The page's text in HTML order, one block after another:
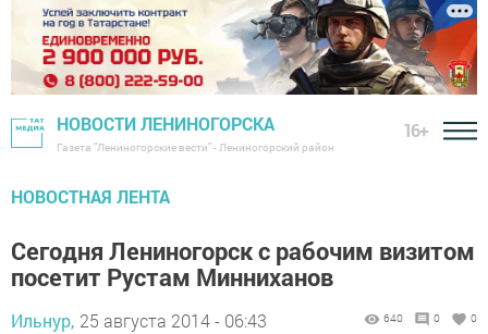
НОВОСТИ ЛЕНИНОГОРСКА
Газета "Лениногорские вести" - Лениногорский район
16+
НОВОСТНАЯ ЛЕНТА
Сегодня Лениногорск с рабочим визитом
посетит Рустам Минниханов
Ильнур, 25 августа 2014 - 06:43 640 0 0